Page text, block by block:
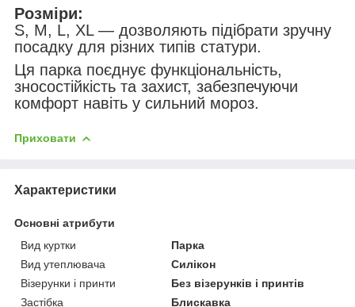
Розміри:
S, M, L, XL — дозволяють підібрати зручну
посадку для різних типів статури.
Ця парка поєднує функціональність,
зносостійкість та захист, забезпечуючи
комфорт навіть у сильний мороз.
Приховати
Характеристики
Основні атрибути
Вид куртки
Парка
Вид утеплювача
Силікон
Візерунки і принти
Без візерунків і принтів
Застібка
Блискавка